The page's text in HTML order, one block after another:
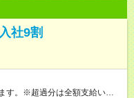
社9割
す。※超過分は全額支給いたし